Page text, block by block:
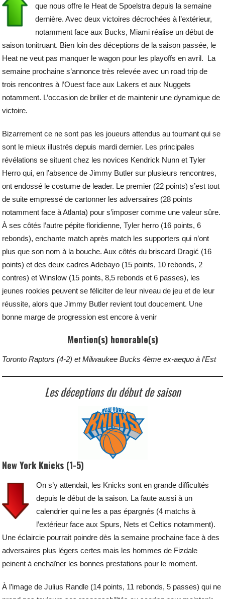
que nous offre le Heat de Spoelstra depuis la semaine
dernière. Avec deux victoires décrochées à l’extérieur,
notamment face aux Bucks, Miami réalise un début de
saison tonitruant. Bien loin des déceptions de la saison passée, le
Heat ne veut pas manquer le wagon pour les playoffs en avril. La
semaine prochaine s’annonce très relevée avec un road trip de
trois rencontres à l’Ouest face aux Lakers et aux Nuggets
notamment. L’occasion de briller et de maintenir une dynamique de
victoire.
Bizarrement ce ne sont pas les joueurs attendus au tournant qui se
sont le mieux illustrés depuis mardi dernier. Les principales
révélations se situent chez les novices Kendrick Nunn et Tyler
Herro qui, en l’absence de Jimmy Butler sur plusieurs rencontres,
ont endossé le costume de leader. Le premier (22 points) s’est tout
de suite empressé de cartonner les adversaires (28 points
notamment face à Atlanta) pour s’imposer comme une valeur sûre.
À ses côtés l’autre pépite floridienne, Tyler herro (16 points, 6
rebonds), enchante match après match les supporters qui n’ont
plus que son nom à la bouche. Aux côtés du briscard Dragić (16
points) et des deux cadres Adebayo (15 points, 10 rebonds, 2
contres) et Winslow (15 points, 8,5 rebonds et 6 passes), les
jeunes rookies peuvent se féliciter de leur niveau de jeu et de leur
réussite, alors que Jimmy Butler revient tout doucement. Une
bonne marge de progression est encore à venir
Mention(s) honorable(s)
Toronto Raptors (4-2) et Milwaukee Bucks 4ème ex-aequo à l’Est
Les déceptions du début de saison
New York Knicks (1-5)
On s’y attendait, les Knicks sont en grande difficultés
depuis le début de la saison. La faute aussi à un
calendrier qui ne les a pas épargnés (4 matchs à
l’extérieur face aux Spurs, Nets et Celtics notamment).
Une éclaircie pourrait poindre dès la semaine prochaine face à des
adversaires plus légers certes mais les hommes de Fizdale
peinent à enchaîner les bonnes prestations pour le moment.
À l’image de Julius Randle (14 points, 11 rebonds, 5 passes) qui ne